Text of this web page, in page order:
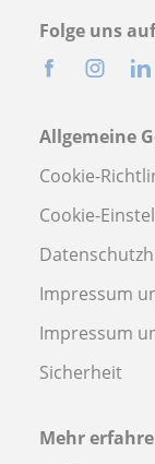
Folge uns auf
Allgemeine
Cookie-
Cookie-
Impressum
Impressum
Sicherheit
Mehr